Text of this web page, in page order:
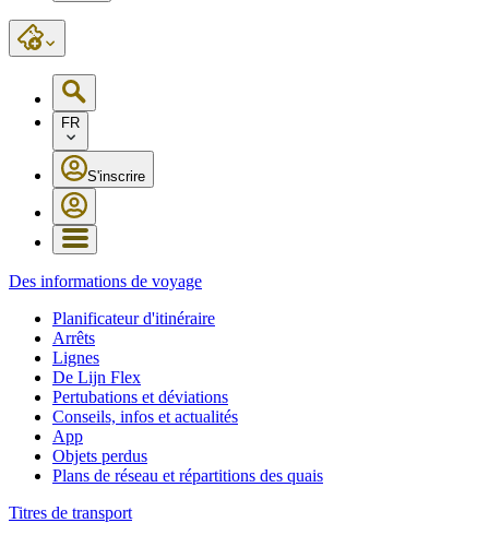
FR
S'inscrire
Des informations de voyage
Planificateur d'itinéraire
Arrêts
Lignes
De Lijn Flex
Pertubations et déviations
Conseils, infos et actualités
App
Objets perdus
Plans de réseau et répartitions des quais
Titres de transport